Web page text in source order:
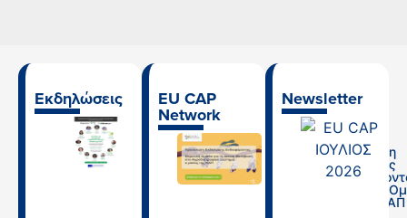
Εκδηλώσεις
Ημερίδα “Ο
ρόλος της
γεωργικής
συμβουλευτικής
στο πλαίσιο της
EU CAP
Network
Πρόσκληση
Εκδήλωσης
Θεματική
Δικτύου
Newsletter